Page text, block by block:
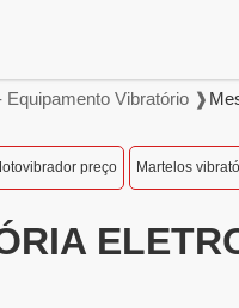
Equipamento Vibratório ❱
preço Martelos